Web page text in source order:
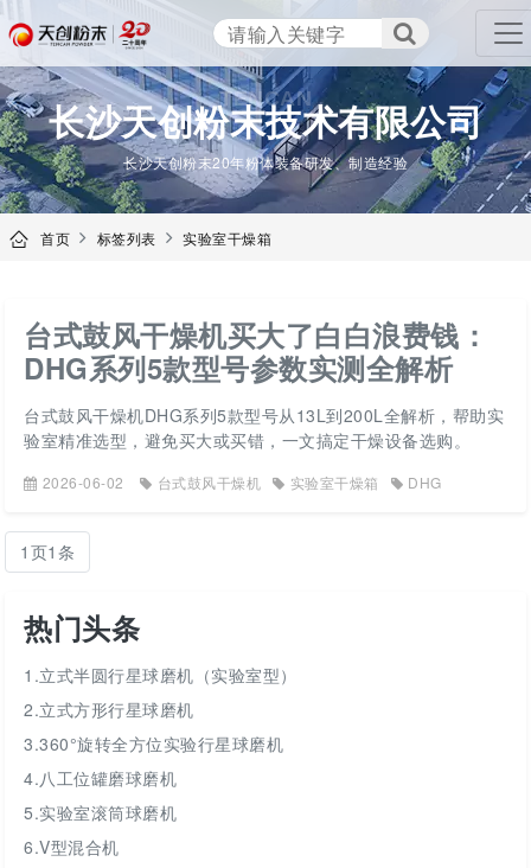
长沙天创粉末技术有限公司
TENCAN
长沙天创粉末20年粉体装备研发、制造经验
首页 标签列表 实验室干燥箱
台式鼓风干燥机买大了白白浪费钱：
DHG系列5款型号参数实测全解析
台式鼓风干燥机DHG系列5款型号从13L到200L全解析，帮助实
验室精准选型，避免买大或买错，一文搞定干燥设备选购。
2026-06-02 台式鼓风干燥机 实验室干燥箱 DHG
1页1条
热门头条
1.立式半圆行星球磨机（实验室型）
2.立式方形行星球磨机
3.360°旋转全方位实验行星球磨机
4.八工位罐磨球磨机
5.实验室滚筒球磨机
6.V型混合机